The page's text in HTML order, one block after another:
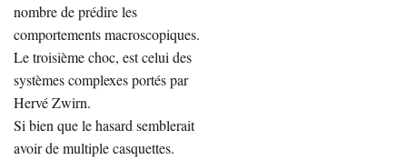
nombre de prédire les
comportements macroscopiques.
Le troisième choc, est celui des
systèmes complexes portés par
Hervé Zwirn.
Si bien que le hasard semblerait
avoir de multiple casquettes.